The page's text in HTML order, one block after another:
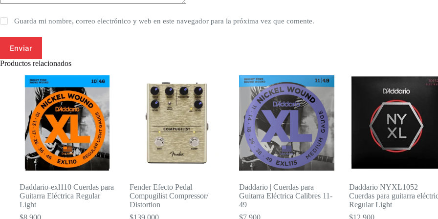
Guarda mi nombre, correo electrónico y web en este navegador para la próxima vez que comente.
Enviar
Productos relacionados
Daddario-exl110 Cuerdas para
Guitarra Eléctrica Regular
Light
$8,900
Fender Efecto Pedal
Compugilist Compressor/
Distortion
$139,000
Daddario | Cuerdas para
Guitarra Eléctrica Calibres 11-
49
$7,900
Daddario NYXL1052
Cuerdas para guitarra
Regular Light
$12,900